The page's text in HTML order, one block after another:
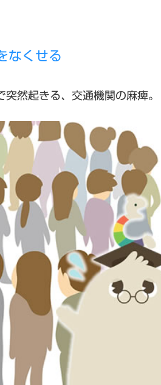
なくせる
然起きる、交通機関の麻痺。